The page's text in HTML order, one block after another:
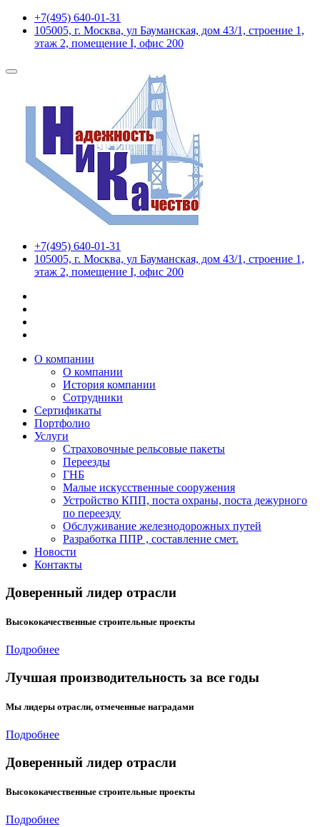
+7(495) 640-01-31
105005, г. Москва, ул Бауманская, дом 43/1, строение 1,
этаж 2, помещение I, офис 200
+7(495) 640-01-31
105005, г. Москва, ул Бауманская, дом 43/1, строение 1,
этаж 2, помещение I, офис 200
О компании
О компании
История компании
Сотрудники
Сертификаты
Портфолио
Услуги
Страховочные рельсовые пакеты
Переезды
ГНБ
Малые искусственные сооружения
Устройство КПП, поста охраны, поста дежурного
по переезду
Обслуживание железнодорожных путей
Разработка ППР , составление смет.
Новости
Контакты
Доверенный лидер отрасли
Высококачественные строительные проекты
Подробнее
Лучшая производительность за все годы
Мы лидеры отрасли, отмеченные наградами
Подробнее
Доверенный лидер отрасли
Высококачественные строительные проекты
Подробнее